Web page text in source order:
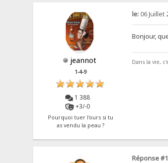
jeannot
1-4-9
1 388
+3/-0
Pourquoi tuer l'ours si tu
as vendu la peau ?
le:06 Juillet
Bonjour,
Dans la vie,
Réponse